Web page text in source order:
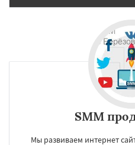
SMM
Мы развиваем интернет